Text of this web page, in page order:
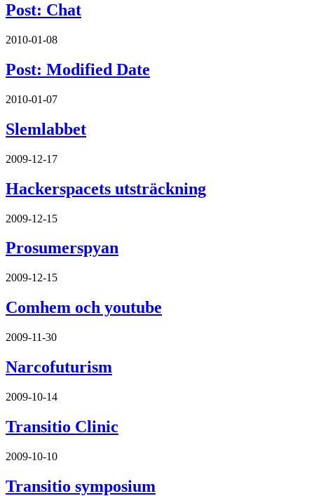
Post: Chat
2010-01-08
Post: Modified Date
2010-01-07
Slemlabbet
2009-12-17
Hackerspacets utsträckning
2009-12-15
Prosumerspyan
2009-12-15
Comhem och youtube
2009-11-30
Narcofuturism
2009-10-14
Transitio Clinic
2009-10-10
Transitio symposium